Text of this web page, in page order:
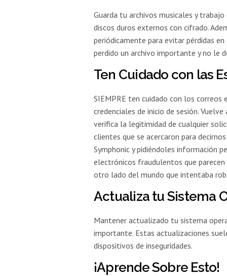
Guarda tu archivos musicales y
discos duros externos con cifrado.
periódicamente para evitar pérdidas
perdido un archivo importante y no le
Ten Cuidado con las
SIEMPRE ten cuidado con los
credenciales de inicio de sesión.
verifica la legitimidad de cualquier
clientes que se acercaron para
Symphonic y pidiéndoles información
electrónicos fraudulentos que
otro lado del mundo que intentaba
Actualiza tu Sistema
Mantener actualizado tu sistema
importante. Estas actualizaciones
dispositivos de inseguridades.
¡Aprende Sobre Esto!